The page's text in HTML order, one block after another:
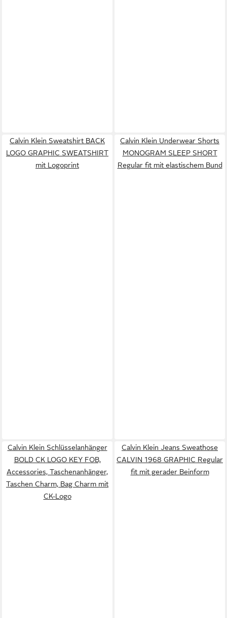
Calvin Klein Sweatshirt BACK
LOGO GRAPHIC SWEATSHIRT
mit Logoprint
Calvin Klein Underwear Shorts
MONOGRAM SLEEP SHORT
Regular fit mit elastischem Bund
Calvin Klein Schlüsselanhänger
BOLD CK LOGO KEY FOB,
Accessories, Taschenanhänger,
Taschen Charm, Bag Charm mit
CK-Logo
Calvin Klein Jeans Sweathose
CALVIN 1968 GRAPHIC Regular
fit mit gerader Beinform